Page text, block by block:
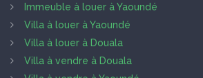
Immeuble à louer à Yaoundé
Villa à louer à Yaoundé
Villa à louer à Douala
Villa à vendre à Douala